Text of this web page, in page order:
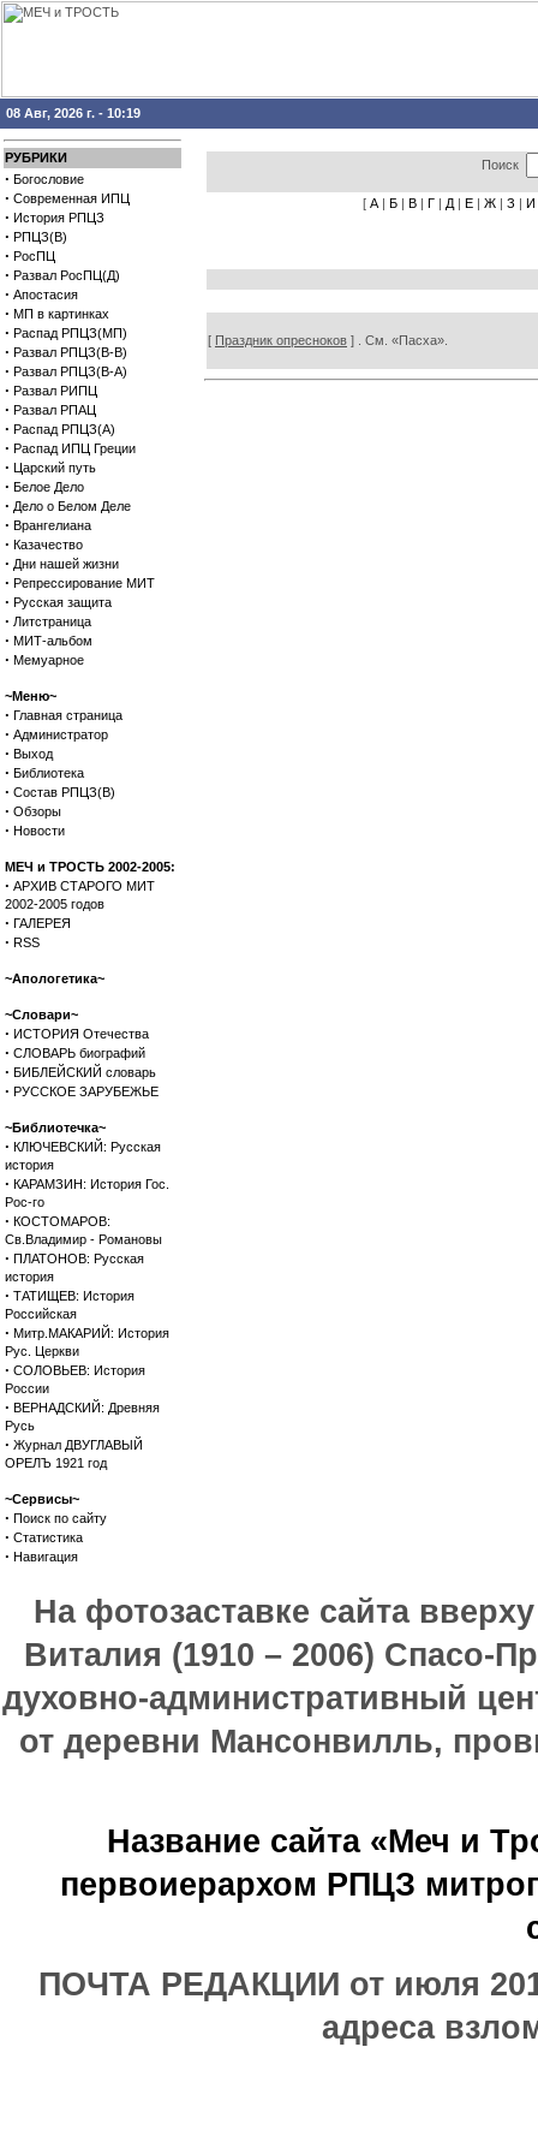
08 Авг, 2026 г. - 10:19
РУБРИКИ
· Богословие
· Современная ИПЦ
· История РПЦЗ
· РПЦЗ(В)
· РосПЦ
· Развал РосПЦ(Д)
· Апостасия
· МП в картинках
· Распад РПЦЗ(МП)
· Развал РПЦЗ(В-В)
· Развал РПЦЗ(В-А)
· Развал РИПЦ
· Развал РПАЦ
· Распад РПЦЗ(А)
· Распад ИПЦ Греции
· Царский путь
· Белое Дело
· Дело о Белом Деле
· Врангелиана
· Казачество
· Дни нашей жизни
· Репрессирование МИТ
· Русская защита
· Литстраница
· МИТ-альбом
· Мемуарное
~Меню~
· Главная страница
· Администратор
· Выход
· Библиотека
· Состав РПЦЗ(В)
· Обзоры
· Новости
МЕЧ и ТРОСТЬ 2002-2005:
· АРХИВ СТАРОГО МИТ
2002-2005 годов
· ГАЛЕРЕЯ
· RSS
~Апологетика~
~Словари~
· ИСТОРИЯ Отечества
· СЛОВАРЬ биографий
· БИБЛЕЙСКИЙ словарь
· РУССКОЕ ЗАРУБЕЖЬЕ
~Библиотечка~
· КЛЮЧЕВСКИЙ: Русская
история
· КАРАМЗИН: История Гос.
Рос-го
· КОСТОМАРОВ:
Св.Владимир - Романовы
· ПЛАТОНОВ: Русская
история
· ТАТИЩЕВ: История
Российская
· Митр.МАКАРИЙ: История
Рус. Церкви
· СОЛОВЬЕВ: История
России
· ВЕРНАДСКИЙ: Древняя
Русь
· Журнал ДВУГЛАВЫЙ
ОРЕЛЪ 1921 год
~Сервисы~
· Поиск по сайту
· Статистика
· Навигация
Поиск
[ А | Б | В | Г | Д | Е | Ж | З | И
[ Праздник опресноков ] . См. «Пасха».
На фотозаставке сайта
Виталия (1910 – 2006) Спасо-
духовно-административный
от деревни Мансонвилль,
Название сайта «Меч и
первоиерархом РПЦЗ
ПОЧТА РЕДАКЦИИ от июля
адреса